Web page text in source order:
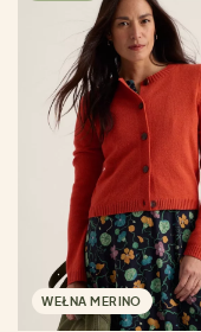
WEŁNA MERINO